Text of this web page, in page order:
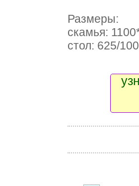
Размеры:
скамья:
стол: 625/